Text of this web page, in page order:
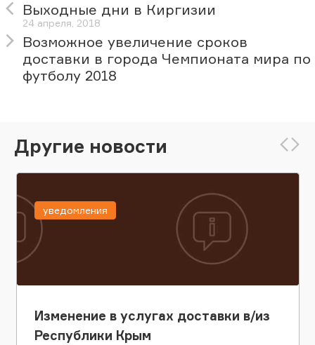
Выходные дни в Киргизии
24 апреля, 2018
Возможное увеличение сроков
доставки в города Чемпионата мира по
футболу 2018
Другие новости
Изменение в услугах доставки в/из
Республики Крым
уведомления